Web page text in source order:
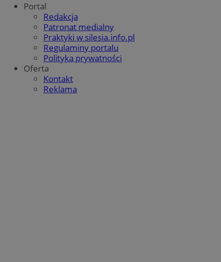
Portal
Redakcja
Patronat medialny
Praktyki w silesia.info.pl
Regulaminy portalu
Polityka prywatności
Oferta
Kontakt
Reklama